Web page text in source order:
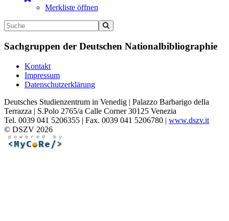
Merkliste öffnen
Sachgruppen der Deutschen Nationalbibliographie
Kontakt
Impressum
Datenschutzerklärung
Deutsches Studienzentrum in Venedig | Palazzo Barbarigo della
Terrazza | S.Polo 2765/a Calle Corner 30125 Venezia
Tel. 0039 041 5206355 | Fax. 0039 041 5206780 | www.dszv.it
© DSZV 2026